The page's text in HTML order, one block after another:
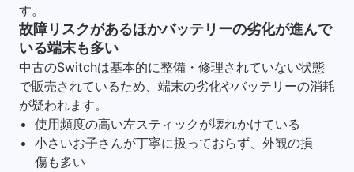
す。
故障リスクがあるほかバッテリーの劣化が進んで
いる端末も多い
中古のSwitchは基本的に整備・修理されていない状態
で販売されているため、端末の劣化やバッテリーの消耗
が疑われます。
使用頻度の高い左スティックが壊れかけている
小さいお子さんが丁寧に扱っておらず、外観の損
傷も多い